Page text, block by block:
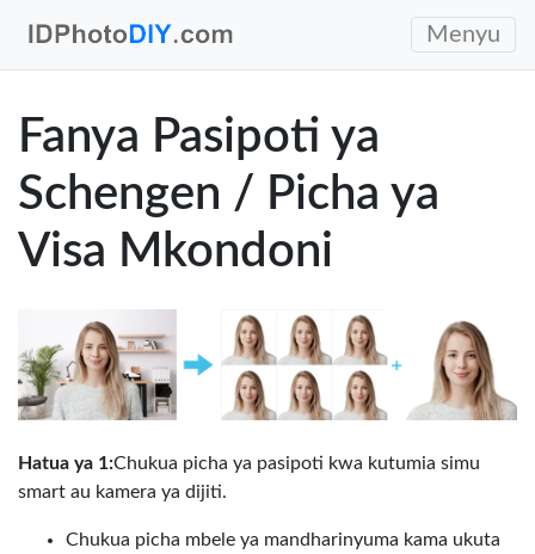
Menyu
Fanya Pasipoti ya
Schengen / Picha ya
Visa Mkondoni
Hatua ya 1:Chukua picha ya pasipoti kwa kutumia simu
smart au kamera ya dijiti.
Chukua picha mbele ya mandharinyuma kama ukuta